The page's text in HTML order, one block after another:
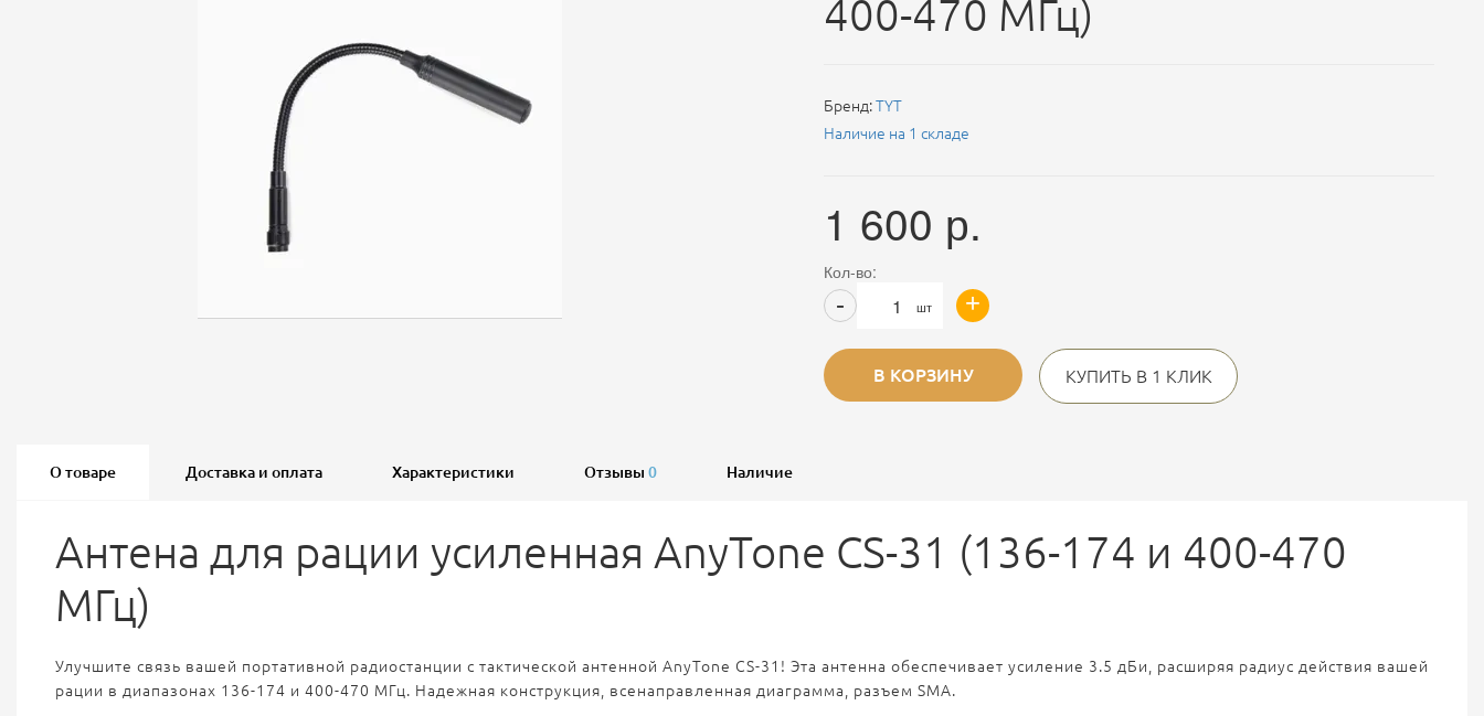
400-470 МГц)
Бренд:TYT
Наличие на 1 складе
1 600 р.
Кол-во:
шт +
-
В КОРЗИНУ КУПИТЬ В 1 КЛИК
О товаре Доставка и оплата Характеристики Отзывы 0 Наличие
Антена для рации усиленная AnyTone CS-31 (136-174 и 400-470
МГц)
Улучшите связь вашей портативной радиостанции с тактической антенной AnyTone CS-31! Эта антенна обеспечивает усиление 3.5 дБи, расширяя радиус действия вашей
рации в диапазонах 136-174 и 400-470 МГц. Надежная конструкция, всенаправленная диаграмма, разъем SMA.